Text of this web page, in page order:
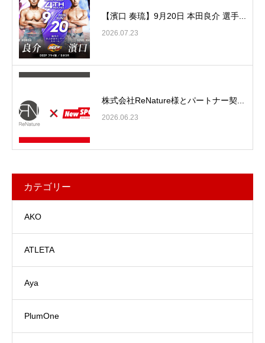
【濱口 奏琉】9月20日 本田良介 選手...
2026.07.23
株式会社ReNature様とパートナー契...
2026.06.23
カテゴリー
AKO
ATLETA
Aya
PlumOne